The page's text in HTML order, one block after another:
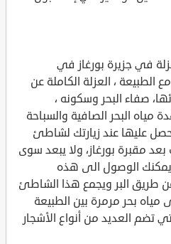
في جزيرة بورغاز في
الطبيعة ، العزلة الكاملة عن
صفاء البحر وسكونه ،
مياه البحر الصافية والسباحة
عليها عند زيارتك لشاطئ
مقبرة بورغاز، ولا يبعد سوى
ويمكنك الوصول الى هذه
طريق البر ويجمع هذا الشاطئ
مياه بحر مرمرة بين الطبيعة
تضم العديد من أنواع الأشجار